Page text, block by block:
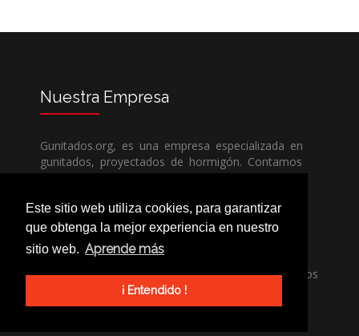
Este sitio web utiliza cookies, para garantizar
que obtenga la mejor experiencia en nuestro
sitio web. Aprende más
¡ Entendido !
Nuestra Empresa
Gunitados.org, es una empresa especializada en
gunitados, proyectados de hormigón. Contamos
con todos los medios humanos y técnicos, para
competencia.
Si necesita una empresa de gunitados, no dude
en llamarnos, nuestros técnicos estran encantados
de poder ayudarle, ya sea usted particular o
profesional.